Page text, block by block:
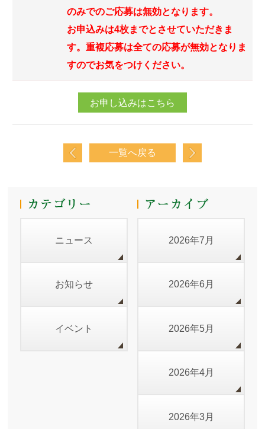
のみでのご応募は無効となります。
お申込みは4枚までとさせていただきま
す。重複応募は全ての応募が無効となりま
すのでお気をつけください。
お申し込みはこちら
一覧へ戻る
ニュース
お知らせ
イベント
2026年7月
2026年6月
2026年5月
2026年4月
2026年3月